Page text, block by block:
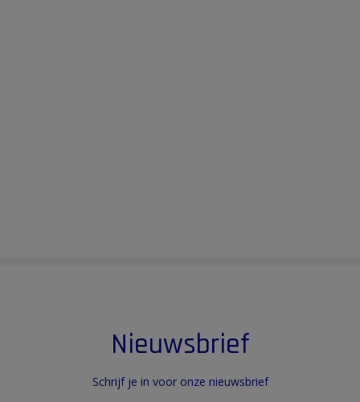
Nieuwsbrief
Schrijf je in voor onze nieuwsbrief